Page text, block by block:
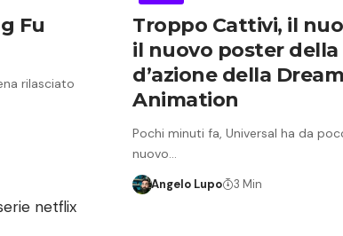
Fu
rilasciato
Troppo Cattivi, il
il nuovo poster
d’azione della
Animation
Pochi minuti fa, Universal ha da
nuovo…
Angelo Lupo 3 Min